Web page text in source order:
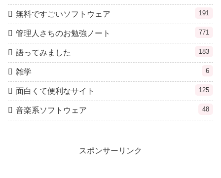
無料ですごいソフトウェア 191
管理人さちのお勉強ノート 771
語ってみました 183
雑学 6
面白くて便利なサイト 125
音楽系ソフトウェア 48
スポンサーリンク